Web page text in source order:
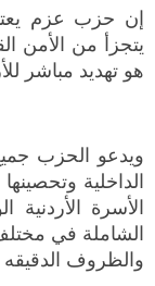
إن حزب عزم
يتجزأ من الأمن
هو تهديد مباشر
ويدعو الحزب
الداخلية
الأسرة
الشاملة في
والظروف الدقيقه